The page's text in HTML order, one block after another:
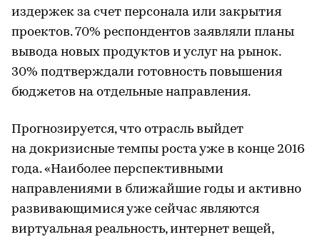
издержек за счет персонала или закрытия
проектов. 70% респондентов заявляли планы
вывода новых продуктов и услуг на рынок.
30% подтверждали готовность повышения
бюджетов на отдельные направления.
Прогнозируется, что отрасль выйдет
на докризисные темпы роста уже в конце 2016
года. «Наиболее перспективными
направлениями в ближайшие годы и активно
развивающимися уже сейчас являются
виртуальная реальность, интернет вещей,